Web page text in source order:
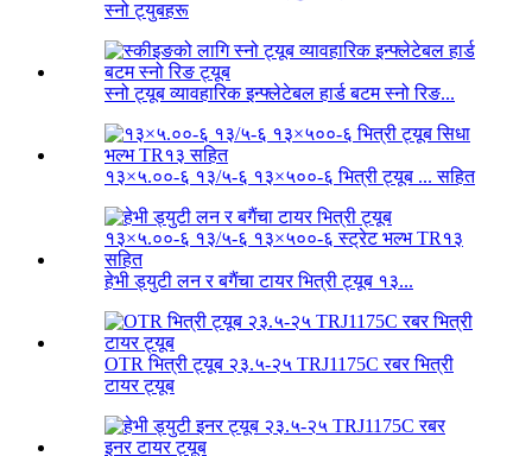
स्नो ट्युबहरू
स्नो ट्यूब व्यावहारिक इन्फ्लेटेबल हार्ड बटम स्नो रिङ...
१३×५.००-६ १३/५-६ १३×५००-६ भित्री ट्यूब ... सहित
हेभी ड्युटी लन र बगैंचा टायर भित्री ट्यूब १३...
OTR भित्री ट्यूब २३.५-२५ TRJ1175C रबर भित्री
टायर ट्यूब